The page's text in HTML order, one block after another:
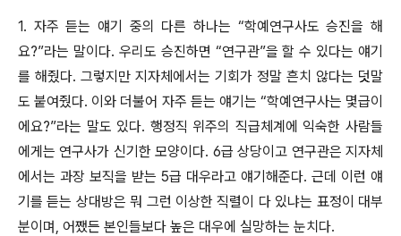
1. 자주 듣는 얘기 중의 다른 하나는 “학예연구사도 승진을 해
요?”라는 말이다. 우리도 승진하면 “연구관”을 할 수 있다는 얘기
를 해줬다. 그렇지만 지자체에서는 기회가 정말 흔치 않다는 덧말
도 붙여줬다. 이와 더불어 자주 듣는 얘기는 “학예연구사는 몇급이
에요?”라는 말도 있다. 행정직 위주의 직급체계에 익숙한 사람들
에게는 연구사가 신기한 모양이다. 6급 상당이고 연구관은 지자체
에서는 과장 보직을 받는 5급 대우라고 얘기해준다. 근데 이런 얘
기를 듣는 상대방은 뭐 그런 이상한 직렬이 다 있냐는 표정이 대부
분이며, 어쨌든 본인들보다 높은 대우에 실망하는 눈치다.